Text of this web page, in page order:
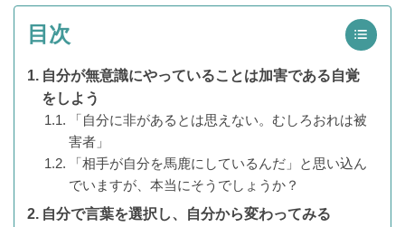
目次
自分が無意識にやっていることは加害である自覚
をしよう
「自分に非があるとは思えない。むしろおれは被
害者」
「相手が自分を馬鹿にしているんだ」と思い込ん
でいますが、本当にそうでしょうか？
自分で言葉を選択し、自分から変わってみる